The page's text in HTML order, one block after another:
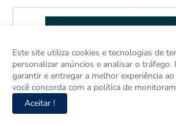
Este site utiliza cookies e tecnologias de
personalizar anúncios e analisar o tráfego.
garantir e entregar a melhor experiência
você concorda com a política de
Aceitar !